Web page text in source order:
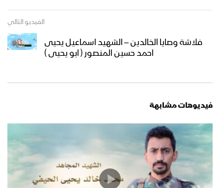
الفيديو التالي
فلاشة وصايا الخالدين – الشهيد اسماعيل يحيى
احمد حسين المنصور ( ابو يحيى )
فيديوهات مشابهة